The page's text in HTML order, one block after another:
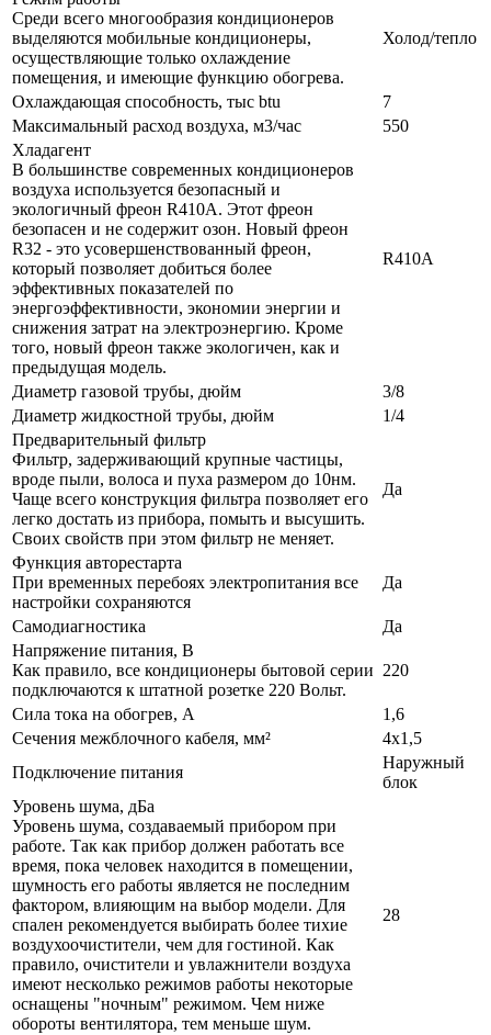
Среди всего многообразия кондиционеров
выделяются мобильные кондиционеры,
осуществляющие только охлаждение
помещения, и имеющие функцию обогрева.
Холод/тепло
Охлаждающая способность, тыс btu
7
Максимальный расход воздуха, м3/час
550
Хладагент
В большинстве современных кондиционеров
воздуха используется безопасный и
экологичный фреон R410A. Этот фреон
безопасен и не содержит озон. Новый фреон
R32 - это усовершенствованный фреон,
который позволяет добиться более
эффективных показателей по
энергоэффективности, экономии энергии и
снижения затрат на электроэнергию. Кроме
того, новый фреон также экологичен, как и
предыдущая модель.
R410A
Диаметр газовой трубы, дюйм
3/8
Диаметр жидкостной трубы, дюйм
1/4
Предварительный фильтр
Фильтр, задерживающий крупные частицы,
вроде пыли, волоса и пуха размером до 10нм.
Чаще всего конструкция фильтра позволяет его
легко достать из прибора, помыть и высушить.
Своих свойств при этом фильтр не меняет.
Да
Функция авторестарта
При временных перебоях электропитания все
настройки сохраняются
Да
Самодиагностика
Да
Напряжение питания, В
Как правило, все кондиционеры бытовой серии
подключаются к штатной розетке 220 Вольт.
220
Сила тока на обогрев, А
1,6
Сечения межблочного кабеля, мм²
4х1,5
Подключение питания
Наружный
блок
Уровень шума, дБа
Уровень шума, создаваемый прибором при
работе. Так как прибор должен работать все
время, пока человек находится в помещении,
шумность его работы является не последним
фактором, влияющим на выбор модели. Для
спален рекомендуется выбирать более тихие
воздухоочистители, чем для гостиной. Как
правило, очистители и увлажнители воздуха
имеют несколько режимов работы некоторые
оснащены "ночным" режимом. Чем ниже
обороты вентилятора, тем меньше шум.
28